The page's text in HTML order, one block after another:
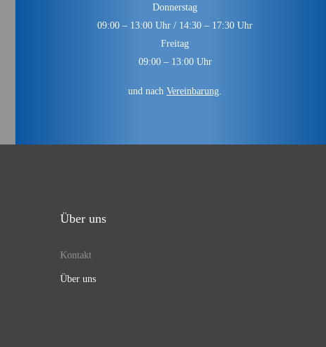
Donnerstag
09:00 – 13:00 Uhr / 14:30 – 17:30 Uhr
Freitag
09:00 – 13:00 Uhr
und nach Vereinbarung
Über uns
Kontakt
Über uns